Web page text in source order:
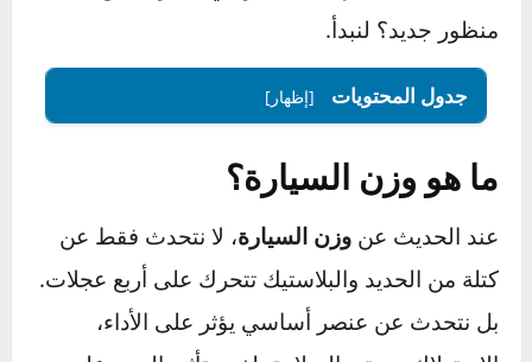
السيارات الثقيلة والخفيفة، وما تقوله اختبارات
السلامة الحديثة حول هذا الموضوع.
هل أنت مستعد لإعادة النظر في سيارتك من
منظور جديد؟ لنبدأ.
جدول المحتويات [إظهار]
ما هو وزن السيارة؟